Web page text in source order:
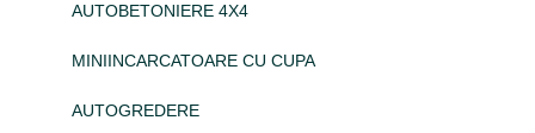
AUTOBETONIERE 4X4
MINIINCARCATOARE CU CUPA
AUTOGREDERE